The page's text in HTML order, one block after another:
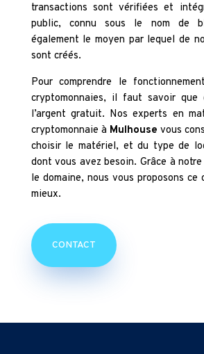
transactions sont vérifiées et
public, connu sous le nom de
également le moyen par lequel de
sont créés.
Pour comprendre le
cryptomonnaies, il faut savoir que
l’argent gratuit. Nos experts en
cryptomonnaie à Mulhouse vous
choisir le matériel, et du type de
dont vous avez besoin. Grâce à
le domaine, nous vous proposons
mieux.
CONTACT